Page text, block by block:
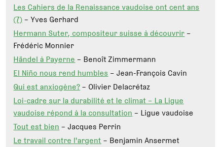
Les Cahiers de la Renaissance vaudoise ont cent ans
(7) – Yves Gerhard
Hermann Suter, compositeur suisse à découvrir –
Frédéric Monnier
Händel à Payerne – Benoît Zimmermann
El Niño nous rend humbles – Jean-François Cavin
Qui est anxiogène? – Olivier Delacrétaz
Loi-cadre sur la durabilité et le climat – La Ligue
vaudoise répond à la consultation – Ligue vaudoise
Tout est bien – Jacques Perrin
Le travail contre l'argent – Benjamin Ansermet